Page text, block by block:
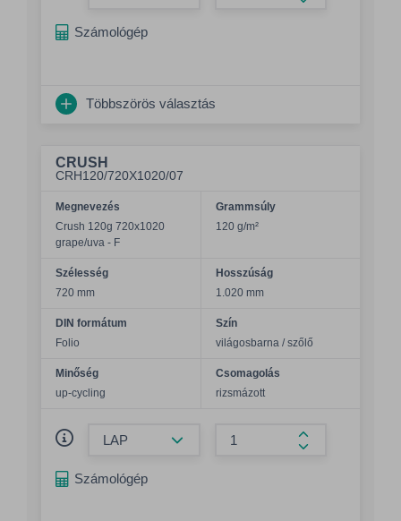
Összeg
Számológép
Többszörös választás
CRUSH
CRH120/720X1020/07
Megnevezés
Crush 120g 720x1020
grape/uva - F
Grammsúly
120 g/m²
Szélesség
720 mm
Hosszúság
1.020 mm
DIN formátum
Folio
Szín
világosbarna / szőlő
Minőség
up-cycling
Csomagolás
rizsmázott
Összeg
Számológép